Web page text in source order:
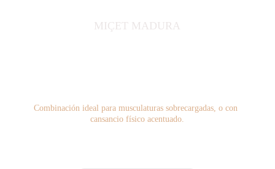
Combinación ideal para musculaturas sobrecargadas, o con
cansancio físico acentuado.
MIÇET MADURA